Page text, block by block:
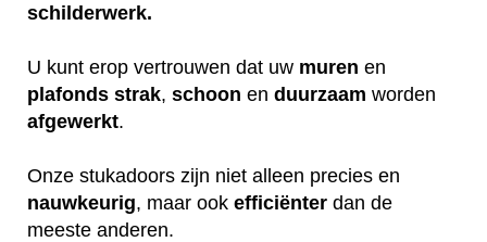
schilderwerk.
U kunt erop vertrouwen dat uw muren en
plafonds strak, schoon en duurzaam worden
afgewerkt.
Onze stukadoors zijn niet alleen precies en
nauwkeurig, maar ook efficiënter dan de
meeste anderen.